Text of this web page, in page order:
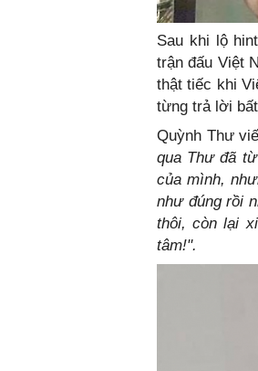
Sau khi lộ
trận đấu Việt
thật tiếc khi
từng trả lời
Quỳnh Thư
qua Thư đã
của mình,
như đúng rồi
thôi, còn lại
tâm!".